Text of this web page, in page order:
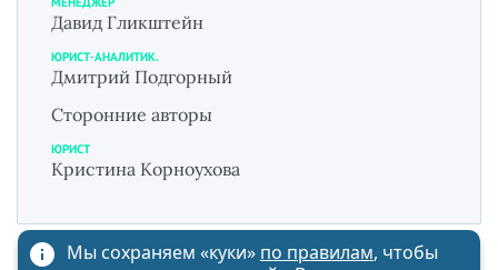
Давид Гликштейн
ЮРИСТ-АНАЛИТИК.
Дмитрий Подгорный
Сторонние авторы
ЮРИСТ
Кристина Корноухова
Мы сохраняем «куки» по правилам, чтобы